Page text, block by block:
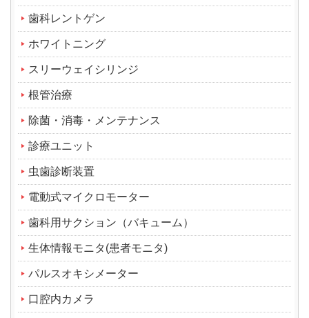
歯科レントゲン
ホワイトニング
スリーウェイシリンジ
根管治療
除菌・消毒・メンテナンス
診療ユニット
虫歯診断装置
電動式マイクロモーター
歯科用サクション（バキューム）
生体情報モニタ(患者モニタ)
パルスオキシメーター
口腔内カメラ